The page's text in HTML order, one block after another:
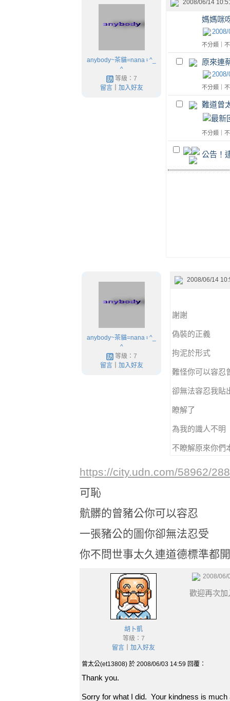
anybody~茶貓=nana♀^_
^
等級：7
留言｜ 加入好友
2008/06/14
媽媽咪
不分類
原來連
不分類
難道曾
不分類
公告！
anybody~茶貓=nana♀^_
^
等級：7
留言｜ 加入好友
2008/06/14
謝謝
偽裝的正義
拘泥於形式
難怪你可以容忍
卻無法容忍我貼
瞭解了
為我的識人不明
不瞭解原來你們
https://city.udn.com/58962/
可恥
骯髒的曾豬公你可以容忍
一張豬公的圖你卻無法忍受
你不問世事太久連道德標準都
胡卜凱
等級：7
留言
加入好友
2008/06/
歡迎再次加
曾太公(et13808) 於 2008/06/03 14:59 回覆：
Thank you.
Sorry for what I did. Your kindness is much